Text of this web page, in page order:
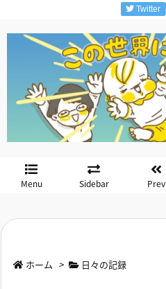
Menu Sidebar Prev
Twitter
ホーム > 日々の記録